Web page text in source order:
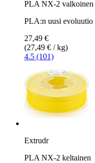
PLA NX-2 valkoinen
PLA:n uusi evoluutio
27,49 €
(27,49 € / kg)
4.5 (101)
Extrudr
PLA NX-2 keltainen